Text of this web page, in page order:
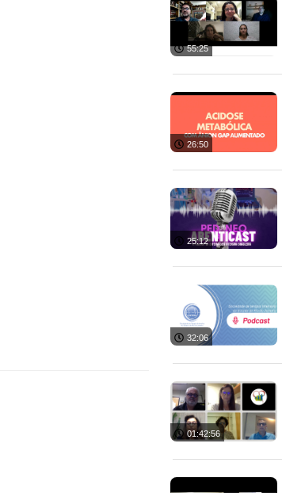
55:25
26:50
25:12
32:06
01:42:56